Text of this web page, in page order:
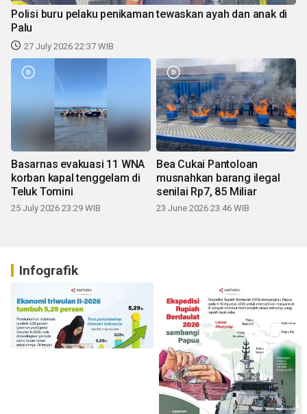
Polisi buru pelaku penikaman tewaskan ayah dan anak di
Palu
27 July 2026 22:37 WIB
Basarnas evakuasi 11 WNA
korban kapal tenggelam di
Teluk Tomini
25 July 2026 23:29 WIB
Bea Cukai Pantoloan
musnahkan barang ilegal
senilai Rp7, 85 Miliar
23 June 2026 23:46 WIB
Infografik